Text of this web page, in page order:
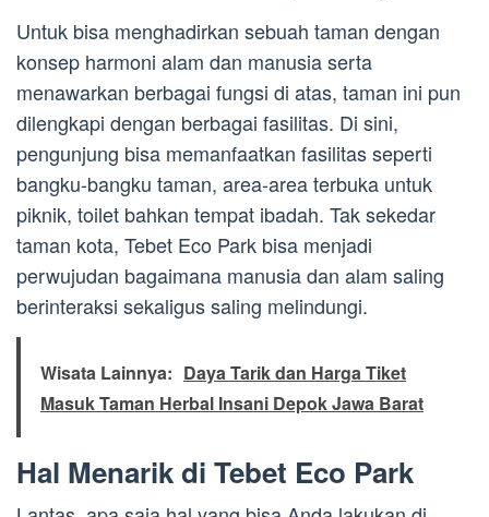
Untuk bisa menghadirkan sebuah taman dengan
konsep harmoni alam dan manusia serta
menawarkan berbagai fungsi di atas, taman ini pun
dilengkapi dengan berbagai fasilitas. Di sini,
pengunjung bisa memanfaatkan fasilitas seperti
bangku-bangku taman, area-area terbuka untuk
piknik, toilet bahkan tempat ibadah. Tak sekedar
taman kota, Tebet Eco Park bisa menjadi
perwujudan bagaimana manusia dan alam saling
berinteraksi sekaligus saling melindungi.
Wisata Lainnya: Daya Tarik dan Harga Tiket
Masuk Taman Herbal Insani Depok Jawa Barat
Hal Menarik di Tebet Eco Park